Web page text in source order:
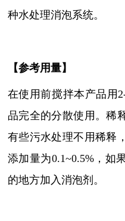
种水处理消泡系统。
【参考用量】
在使用前搅拌本产品用
品完全的分散使用。稀
有些污水处理不用稀释
添加量为0.1~0.5%，如
的地方加入消泡剂。